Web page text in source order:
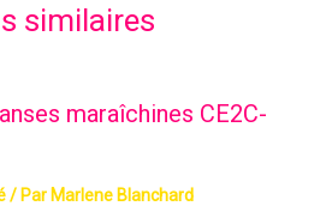
similaires
maraîchines CE2C-
/ Par Marlene Blanchard